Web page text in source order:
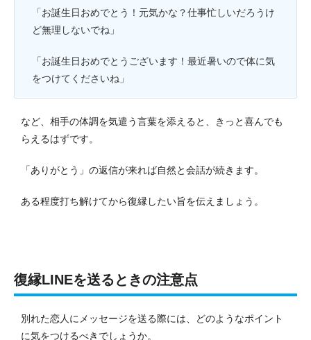
「お誕生日おめでとう！元気かな？仕事忙しいだろうけ
ど無理しないでね」
「お誕生日おめでとうございます！最近暑いので体に気
をつけてくださいね」
など、相手の体調を気遣う言葉を添えると、きっと喜んでも
らえるはずです。
「ありがとう」の返信が来れば自然と会話が続きます。
ある程度打ち解けてから復縁したい旨を伝えましょう。
復縁LINEを送るときの注意点
別れた恋人にメッセージを送る際には、どのようなポイント
に気をつけるべきでしょうか。